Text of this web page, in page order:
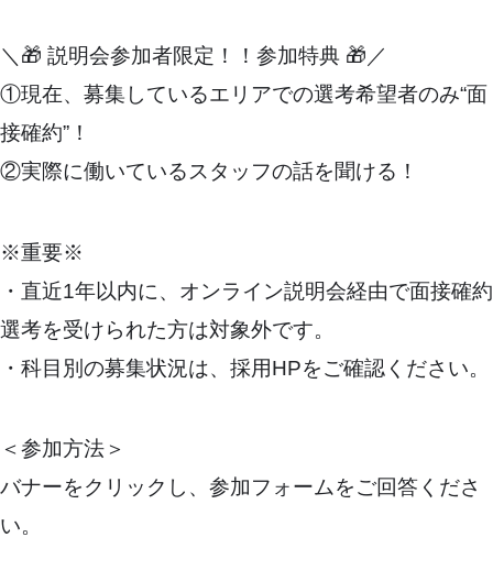
＼🎁 説明会参加者限定！！参加特典 🎁／
①現在、募集しているエリアでの選考希望者のみ“面
接確約”！
②実際に働いているスタッフの話を聞ける！
※重要※
・直近1年以内に、オンライン説明会経由で面接確約
選考を受けられた方は対象外です。
・科目別の募集状況は、採用HPをご確認ください。
＜参加方法＞
バナーをクリックし、参加フォームをご回答くださ
い。